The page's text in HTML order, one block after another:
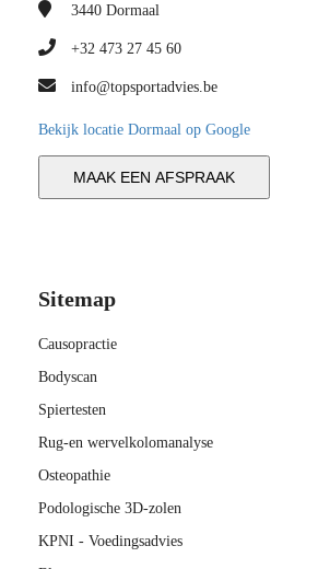
3440 Dormaal
+32 473 27 45 60
info@topsportadvies.be
Bekijk locatie Dormaal op Google
MAAK EEN AFSPRAAK
Sitemap
Causopractie
Bodyscan
Spiertesten
Rug-en wervelkolomanalyse
Osteopathie
Podologische 3D-zolen
KPNI - Voedingsadvies